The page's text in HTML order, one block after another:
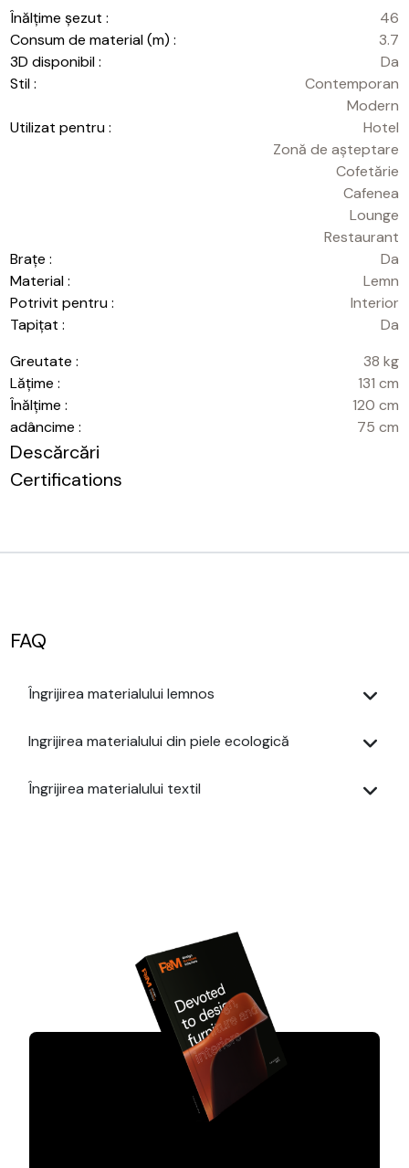
Înălțime șezut :
46
Consum de material (m) :
3.7
3D disponibil :
Da
Stil :
Contemporan
Modern
Utilizat pentru :
Hotel
Zonă de așteptare
Cofetărie
Cafenea
Lounge
Restaurant
Brațe :
Da
Material :
Lemn
Potrivit pentru :
Interior
Tapițat :
Da
Greutate :
38 kg
Lățime :
131 cm
Înălțime :
120 cm
adâncime :
75 cm
Descărcări
Certifications
FAQ
Îngrijirea materialului lemnos
Ingrijirea materialului din piele ecologică
Îngrijirea materialului textil